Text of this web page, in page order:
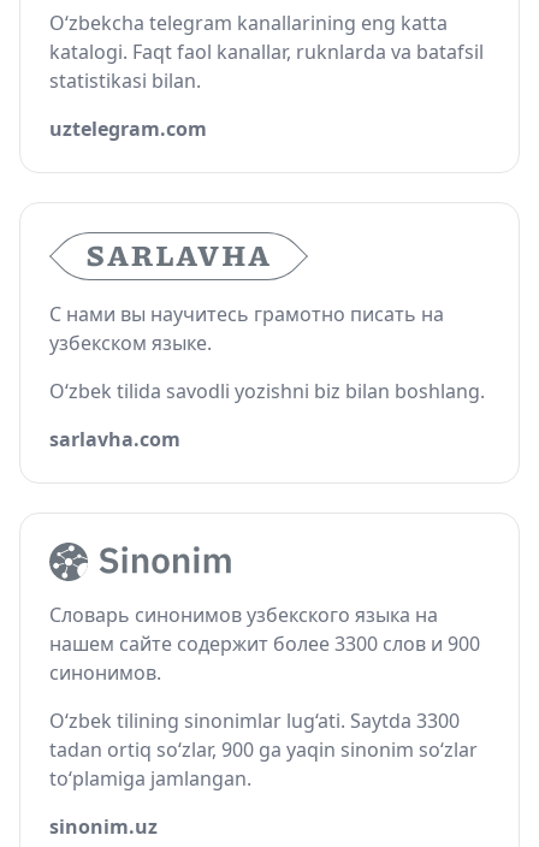
O‘zbekcha telegram kanallarining eng katta
katalogi. Faqt faol kanallar, ruknlarda va batafsil
statistikasi bilan.
uztelegram.com
С нами вы научитесь грамотно писать на
узбекском языке.
O‘zbek tilida savodli yozishni biz bilan boshlang.
sarlavha.com
Словарь синонимов узбекского языка на
нашем сайте содержит более 3300 слов и 900
синонимов.
O‘zbek tilining sinonimlar lug‘ati. Saytda 3300
tadan ortiq so‘zlar, 900 ga yaqin sinonim so‘zlar
to‘plamiga jamlangan.
sinonim.uz